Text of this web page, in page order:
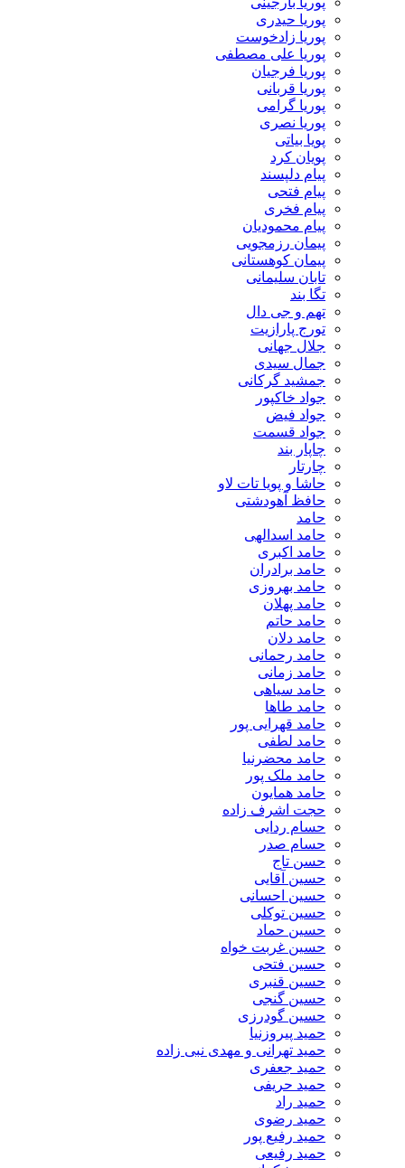
پوریا حیدری
پوریا زادخوست
پوریا علی مصطفی
پوریا فرجیان
پوریا قربانی
پوریا گرامی
پوریا نصری
پویا بیاتی
پویان کرد
پیام دلپسند
پیام فتحی
پیام فخری
پیام محمودیان
پیمان رزمجویی
پیمان کوهستانی
تابان سلیمانی
تگا بند
تهم و جی دال
تورج پارازیت
جلال جهانی
جمال سیدی
جمشید گرکانی
جواد خاکپور
جواد فیض
جواد قسمت
چاپار بند
چارتار
حاشا و پویا تات لاو
حافظ آهودشتی
حامد
حامد اسدالهی
حامد اکبری
حامد برادران
حامد بهروزی
حامد پهلان
حامد حاتم
حامد دلان
حامد رحمانی
حامد زمانی
حامد سیاهی
حامد طاها
حامد قهرایی پور
حامد لطفی
حامد محضرنیا
حامد ملک پور
حامد همایون
حجت اشرف زاده
حسام ردایی
حسام صدر
حسن تاج
حسین آقایی
حسین احسانی
حسین توکلی
حسین حماد
حسین غربت خواه
حسین فتحی
حسین قنبری
حسین گنجی
حسین گودرزی
حمید پیروزنیا
حمید تهرانی و مهدی نبی زاده
حمید جعفری
حمید حریفی
حمید راد
حمید رضوی
حمید رفیع پور
حمید رفیعی